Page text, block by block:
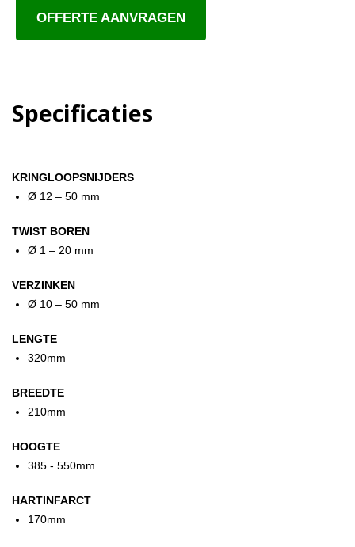
OFFERTE AANVRAGEN
Specificaties
KRINGLOOPSNIJDERS
Ø 12 – 50 mm
TWIST BOREN
Ø 1 – 20 mm
VERZINKEN
Ø 10 – 50 mm
LENGTE
320mm
BREEDTE
210mm
HOOGTE
385 - 550mm
HARTINFARCT
170mm